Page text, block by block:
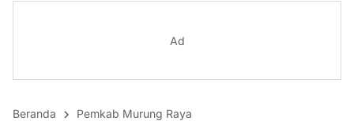
Ad
Beranda Pemkab Murung Raya